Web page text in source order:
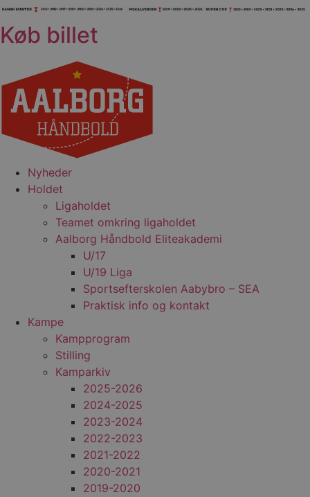
Videre
til
indhold
Køb billet
Nyheder
Holdet
Ligaholdet
Teamet omkring ligaholdet
Aalborg Håndbold Eliteakademi
U/17
U/19 Liga
Sportsefterskolen Aabybro – SEA
Praktisk info og kontakt
Kampe
Kampprogram
Stilling
Kamparkiv
2025-2026
2024-2025
2023-2024
2022-2023
2021-2022
2020-2021
2019-2020